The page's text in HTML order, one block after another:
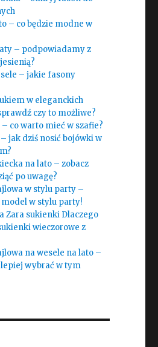
– co będzie modne w
– podpowiadamy z
– jakie fasony
w eleganckich
czy to możliwe?
co warto mieć w szafie?
jak dziś nosić bojówki w
na lato – zobacz
po uwagę?
w stylu party –
w stylu party!
Zara sukienki Dlaczego
wieczorowe z
na wesele na lato –
wybrać w tym